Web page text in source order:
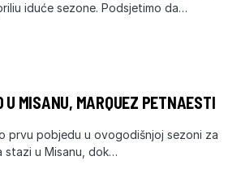
iduće sezone. Podsjetimo da…
U MISANU, MARQUEZ PETNAESTI
prvu pobjedu u ovogodišnjoj sezoni za
stazi u Misanu, dok…